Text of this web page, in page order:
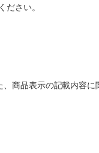
ださい。
商品表示の記載内容